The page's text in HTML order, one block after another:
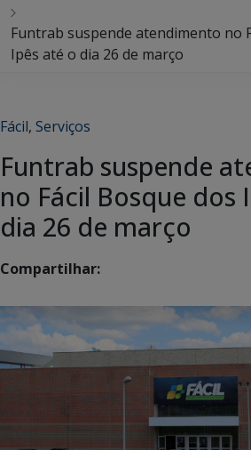
Funtrab suspende atendimento no
Ipês até o dia 26 de março
Fácil, Serviços
Funtrab suspende
no Fácil Bosque dos
dia 26 de março
Compartilhar: